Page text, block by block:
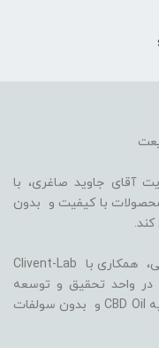
آقای جاوید صاغری، با
با کیفیت و بدون
ما با بهره گیری از سلول های بنیادی گیاهی، همکاری با Clivent-Lab
در واحد تحقیق و توسعه
(R&D)، فرمولاسیون منحصر به فردی بر پایه CBD Oil و بدون سولفات